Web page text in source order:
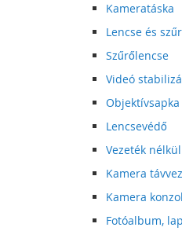
Kameratáska
Lencse és
Szűrőlencse
Videó
Objektívsapka
Lencsevédő
Vezeték
Kamera
Kamera konzol
Fotóalbum,